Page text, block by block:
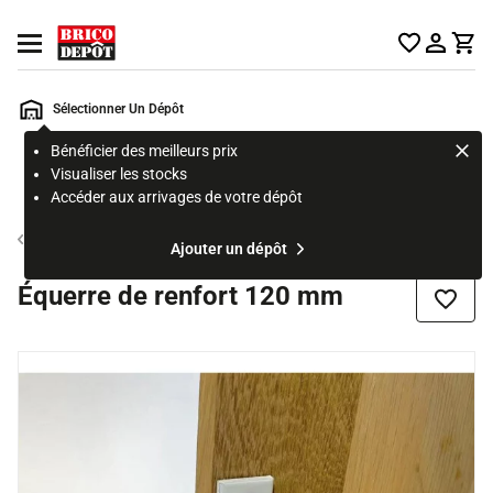
Ouvrir le menu
Sélectionner Un Dépôt
Bénéficier des meilleurs prix
Visualiser les stocks
Accéder aux arrivages de votre dépôt
Ajouter un dépôt
Rechercher
page
Équerre de renfort 120 mm